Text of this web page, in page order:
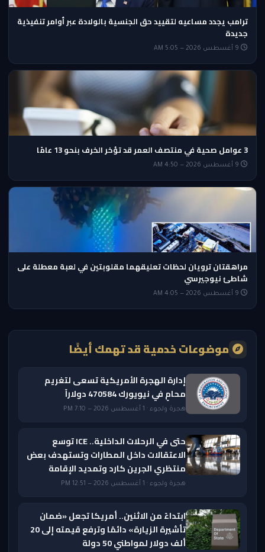
ترامب يجدد مساعيه لتقييد حق الجنسية بالولادة عبر أوامر تنفيذية
جديدة
3 عوامل صحية في منتصف العمر قد تؤخر الخرف بنحو 13 عامًا
مراهقتان ترويان لحظات تعليقهما مقلوبتين في لعبة معطلة على
شاطئ نيوجيرسي
موضوعات خدمية قد تهمك أيضًا
إدارة الهجرة الأمريكية تسعى لتغريم
محامٍ في نيويورك 470584 دولاراً
هجرة ولجوء · 1 أغسطس 2026 — 7:10 PM
حتى في الرحلات الداخلية.. ICE توسع
الاعتقالات داخل المطارات وتستهدف بعض
منتظري الجرين كارد وتمديد الإقامة
هجرة ولجوء · 1 أغسطس 2026 — 12:51 PM
ابتداءً من الاثنين.. أمريكا تجعل «ضمان
تأشيرة الزيارة» دائمًا وترفع قيمته إلى 20
ألف دولار لمواطني 50 دولة